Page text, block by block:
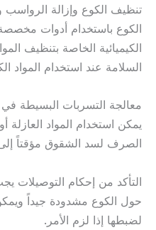
تنظيف الكوع وإزالة الرواسب
الكوع باستخدام أدوات مخصصة
الكيميائية الخاصة بتنظيف
السلامة عند استخدام المواد
معالجة التسربات البسيطة
يمكن استخدام المواد العازلة
الصرف لسد الشقوق مؤقتاً
التأكد من إحكام التوصيلات
حول الكوع مشدودة جيداً
لضبطها إذا لزم الأمر.